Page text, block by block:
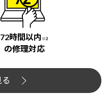
72時間以内 ※2
の修理対応